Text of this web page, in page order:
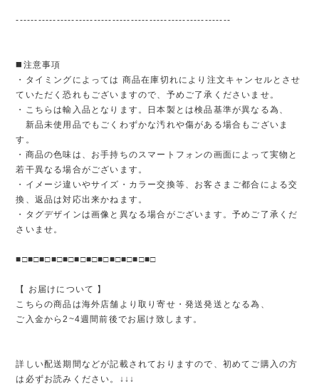
----------------------------------------------------------
◼️注意事項
・タイミングによっては 商品在庫切れにより注文キャンセルとさせ
ていただく恐れもございますので、予めご了承くださいませ。
・こちらは輸入品となります。日本製とは検品基準が異なる為、
新品未使用品でもごくわずかな汚れや傷がある場合もございま
す。
・商品の色味は、お手持ちのスマートフォンの画面によって実物と
若干異なる場合がございます。
・イメージ違いやサイズ・カラー交換等、お客さまご都合による交
換、返品は対応出来かねます。
・タグデザインは画像と異なる場合がございます。予めご了承くだ
さいませ。
■□■□■□■□■□■□■□■□■□■□■□■□
【 お届けについて 】
こちらの商品は海外店舗より取り寄せ・発送発送となる為、
ご入金から2~4週間前後でお届け致します。
詳しい配送期間などが記載されておりますので、初めてご購入の方
は必ずお読みください。↓↓↓